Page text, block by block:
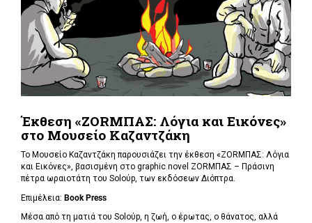
Έκθεση «ΖΟRΜΠΑΣ: Λόγια και Εικόνες»
στο Μουσείο Καζαντζάκη
Το Μουσείο Καζαντζάκη παρουσιάζει την έκθεση «ΖΟRΜΠΑΣ: Λόγια
και Εικόνες», βασισμένη στο graphic novel ΖΟRΜΠΑΣ – Πράσινη
πέτρα ωραιοτάτη του Soloύp, των εκδόσεων Διόπτρα.
Επιμέλεια: Book Press
Μέσα από τη ματιά του Soloύp, η ζωή, ο έρωτας, ο θάνατος, αλλά